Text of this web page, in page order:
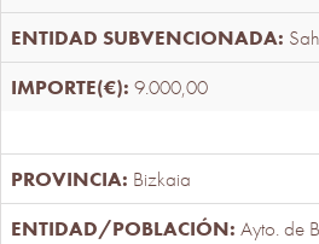
9.000,00
Bizkaia
Ayto. de